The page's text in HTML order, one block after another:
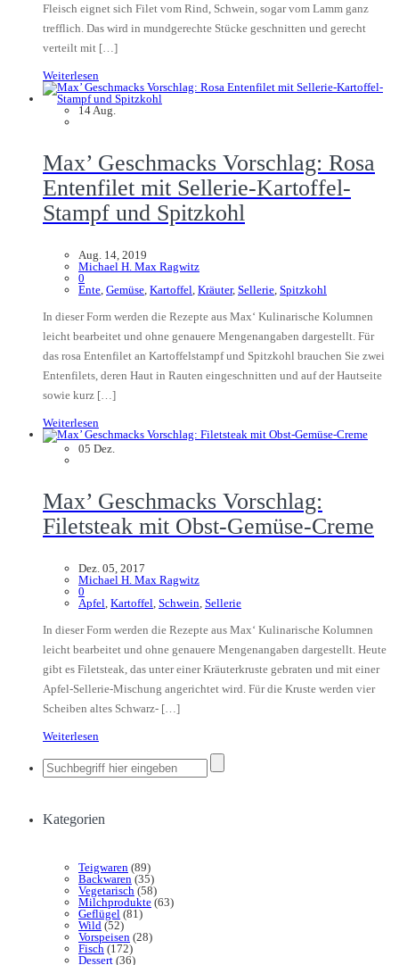
Fleisch eignet sich Filet vom Rind, Schwein, sogar vom Lamm ganz
trefflich. Das wird in mundgerechte Stücke geschnitten und gerecht
verteilt mit […]
Weiterlesen
14 Aug.
Max’ Geschmacks Vorschlag: Rosa
Entenfilet mit Sellerie-Kartoffel-
Stampf und Spitzkohl
Aug. 14, 2019
Michael H. Max Ragwitz
0
Ente Gemüse Kartoffel Kräuter, Sellerie Spitzkohl
In dieser Form werden die Rezepte aus Max‘ Kulinarische Kolumnen
leicht bearbeitet und ohne genauere Mengenangaben dargestellt. Für
das rosa Entenfilet an Kartoffelstampf und Spitzkohl brauchen Sie zwei
Entenfilets, deren Haut in Rauten eingeschnitten und auf der Hautseite
sowie kurz […]
Weiterlesen
05 Dez.
Max’ Geschmacks Vorschlag:
Filetsteak mit Obst-Gemüse-Creme
Dez. 05, 2017
Michael H. Max Ragwitz
0
Apfel Kartoffel Schwein Sellerie
In dieser Form werden die Rezepte aus Max‘ Kulinarische Kolumnen
leicht bearbeitet und ohne genauere Mengenangaben dargestellt. Heute
gibt es Filetsteak, das unter einer Kräuterkruste gebraten und mit einer
Apfel-Sellerie-Mischung angerichtet wird. Für die Kruste werden vier
Scheiben altes Schwarz- […]
Weiterlesen
Kategorien
Teigwaren (89)
Backwaren (35)
Vegetarisch (58)
Milchprodukte (63)
Geflügel (81)
Wild (52)
Vorspeisen (28)
Fisch (172)
Dessert (36)